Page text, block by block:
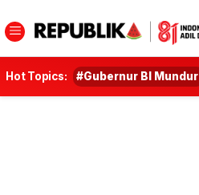
Hot Topics: #Gubernur BI Mundur